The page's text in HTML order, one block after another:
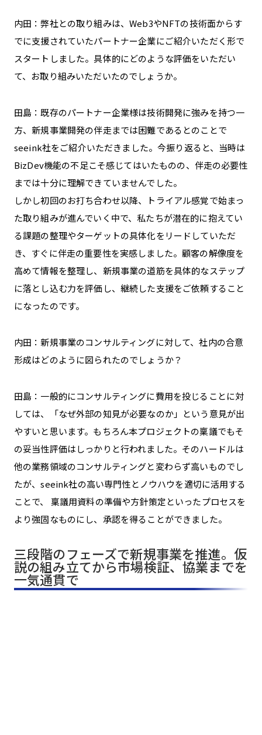
内田：弊社との取り組みは、Web3やNFTの技術面からす
でに支援されていたパートナー企業にご紹介いただく形で
スタートしました。具体的にどのような評価をいただい
て、お取り組みいただいたのでしょうか。
田島：既存のパートナー企業様は技術開発に強みを持つ一
方、新規事業開発の伴走までは困難であるとのことで
seeink社をご紹介いただきました。今振り返ると、当時は
BizDev機能の不足こそ感じてはいたものの、伴走の必要性
までは十分に理解できていませんでした。
しかし初回のお打ち合わせ以降、トライアル感覚で始まっ
た取り組みが進んでいく中で、私たちが潜在的に抱えてい
る課題の整理やターゲットの具体化をリードしていただ
き、すぐに伴走の重要性を実感しました。顧客の解像度を
高めて情報を整理し、新規事業の道筋を具体的なステップ
に落とし込む力を評価し、継続した支援をご依頼すること
になったのです。
内田：新規事業のコンサルティングに対して、社内の合意
形成はどのように図られたのでしょうか？
田島：一般的にコンサルティングに費用を投じることに対
しては、「なぜ外部の知見が必要なのか」という意見が出
やすいと思います。もちろん本プロジェクトの稟議でもそ
の妥当性評価はしっかりと行われました。そのハードルは
他の業務領域のコンサルティングと変わらず高いものでし
たが、seeink社の高い専門性とノウハウを適切に活用する
ことで、 稟議用資料の準備や方針策定といったプロセスを
より強固なものにし、承認を得ることができました。
三段階のフェーズで新規事業を推進。仮
説の組み立てから市場検証、協業までを
一気通貫で